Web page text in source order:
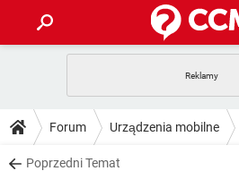
GRY
SPOTIFY
PORADY
PlayStation
DO POBRANIA
Forum Urządzenia mobilne
Poprzedni Temat